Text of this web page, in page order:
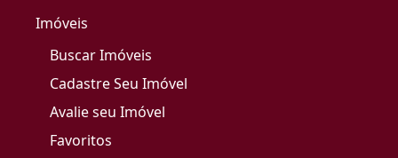
Imóveis
Buscar Imóveis
Cadastre Seu Imóvel
Avalie seu Imóvel
Favoritos